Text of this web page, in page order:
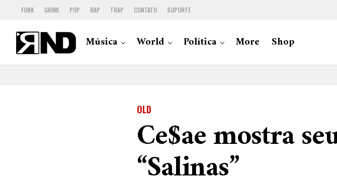
FUNK GRIME POP RAP TRAP CONTATO SUPORTE
Música World Política More Shop
OLD
Ce$ae mostra
“Salinas”